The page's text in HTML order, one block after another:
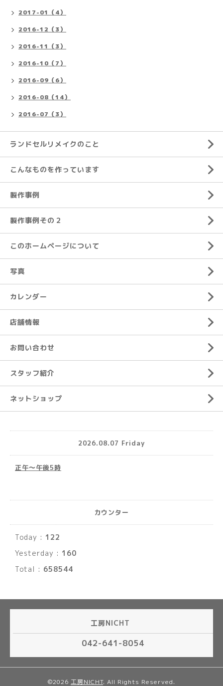
2017-01（4）
2016-12（3）
2016-11（3）
2016-10（7）
2016-09（6）
2016-08（14）
2016-07（3）
ランドセルリメイクのこと
こんなものを作っています
製作事例
製作事例その２
このホームページについて
写真
カレンダー
店舗情報
お問い合わせ
スタッフ紹介
ネットショップ
2026.08.07 Friday
正午～午後5時
カウンター
Today : 122
Yesterday : 160
Total : 658544
工房NICHT
042-641-8054
©2026 工房NICHT. All Rights Reserved.